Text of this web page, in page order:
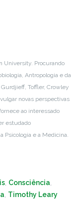
University. Procurando
Antropologia e da
Toffler, Crowley
novas perspectivas
ao interessado
estudado
Psicologia e a Medicina.
Consciência
Timothy Leary